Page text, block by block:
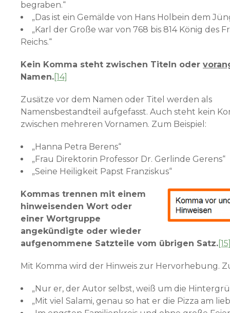
begraben.“
„Das ist ein Gemälde von Hans Holbein dem
„Karl der Große war von 768 bis 814 König des
Reichs.“
Kein Komma steht zwischen Titeln oder
Namen.[14]
Zusätze vor dem Namen oder Titel werden als
Namensbestandteil aufgefasst. Auch steht kein
zwischen mehreren Vornamen. Zum Beispiel:
„Hanna Petra Berens“
„Frau Direktorin Professor Dr. Gerlinde Gerens“
„Seine Heiligkeit Papst Franziskus“
Kommas trennen mit einem
hinweisenden Wort oder
einer Wortgruppe
angekündigte oder wieder
aufgenommene Satzteile vom übrigen Satz.
Mit Komma wird der Hinweis zur Hervorhebung.
„Nur er, der Autor selbst, weiß um die
„Mit viel Salami, genau so hat er die Pizza am